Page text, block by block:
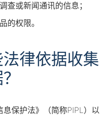
查或新闻通讯的信息；
的权限。
律依据收集
保护法》（简称PIPL）以